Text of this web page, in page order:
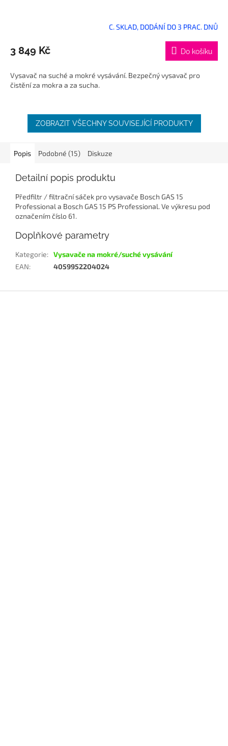
C. SKLAD, DODÁNÍ DO 3 PRAC. DNŮ
3 849 Kč Do košíku
Vysavač na suché a mokré vysávání. Bezpečný vysavač pro
čistění za mokra a za sucha.
ZOBRAZIT VŠECHNY SOUVISEJÍCÍ PRODUKTY
Popis Podobné (15) Diskuze
Detailní popis produktu
Předfiltr / filtrační sáček pro vysavače Bosch GAS 15
Professional a Bosch GAS 15 PS Professional. Ve výkresu pod
označením číslo 61.
Doplňkové parametry
Kategorie: Vysavače na mokré/suché vysávání
EAN: 4059952204024